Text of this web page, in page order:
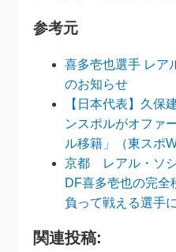
参考元
喜多壱也選手 レア
のお知らせ
【日本代表】久保
ンスポルがオファ
ル移籍」（東スポ
京都 レアル・ソ
DF喜多壱也の完全
負って戦える選手に
関連投稿: